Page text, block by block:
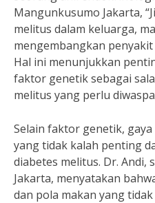
Mangunkusumo Jakarta,
melitus dalam keluarga,
mengembangkan
Hal ini menunjukkan
faktor genetik sebagai
melitus yang perlu
Selain faktor genetik,
yang tidak kalah penting
diabetes melitus. Dr. Andi,
Jakarta, menyatakan
dan pola makan yang